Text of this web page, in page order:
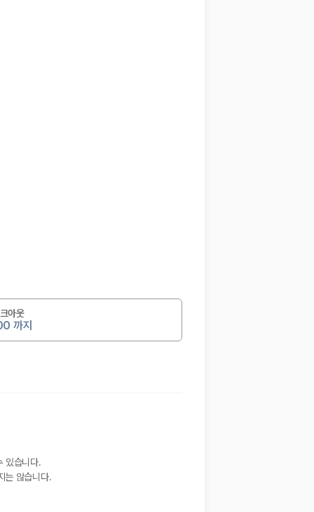
아웃
까지
있습니다.
는 않습니다.